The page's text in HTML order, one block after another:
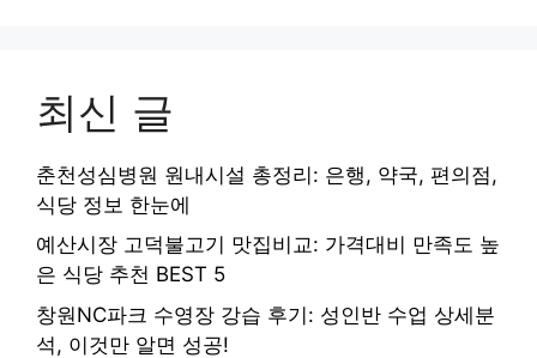
최신 글
춘천성심병원 원내시설 총정리: 은행, 약국, 편의점,
식당 정보 한눈에
예산시장 고덕불고기 맛집비교: 가격대비 만족도 높
은 식당 추천 BEST 5
창원NC파크 수영장 강습 후기: 성인반 수업 상세분
석, 이것만 알면 성공!